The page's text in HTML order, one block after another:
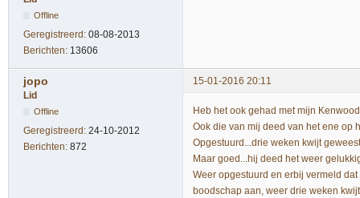
Offline
Geregistreerd: 08-08-2013
Berichten: 13606
jopo
15-01-2016 20:11
Lid
Offline
Geregistreerd: 24-10-2012
Berichten: 872
Heb het ook gehad met mijn
Ook die van mij deed van het ene op
Opgestuurd...drie weken kwijt
Maar goed...hij deed het weer
Weer opgestuurd en erbij vermeld
boodschap aan, weer drie weken